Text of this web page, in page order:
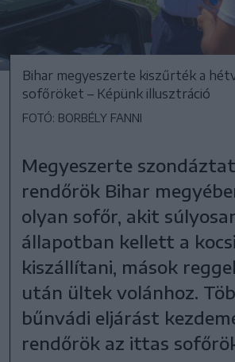
Bihar megyeszerte kiszűrték a
sofőröket – Képünk illusztráció
FOTÓ: BORBÉLY FANNI
Megyeszerte
rendőrök Bihar
olyan sofőr, akit
állapotban kellett a
kiszállítani, mások
után ültek volánhoz.
bűnvádi eljárást
rendőrök az ittas